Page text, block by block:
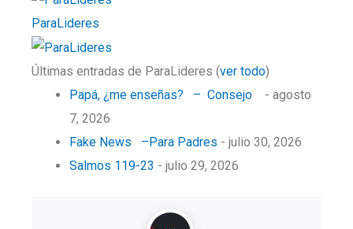
ParaLideres
Últimas entradas de ParaLideres (ver todo)
Papá, ¿me enseñas? – Consejo
- agosto
7, 2026
Fake News –Para Padres - julio 30, 2026
Salmos 119-23 - julio 29, 2026